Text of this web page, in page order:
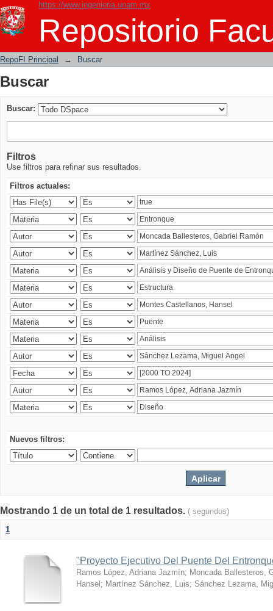
https://www.ingenieria.unam.mx
Repositorio
Buscar
RepoFI Principal → Buscar
Buscar
Buscar:
Filtros
Use filtros para refinar sus resultados.
Filtros actuales:
Nuevos filtros:
Mostrando 1 de un total de 1 resultados. ( segundos)
1
"Proyecto Ejecutivo Del Puente Del
Ramos López, Adriana Jazmín; Moncada Ballesteros,
Hansel ; Martínez Sánchez, Luis; Sánchez Lezama,